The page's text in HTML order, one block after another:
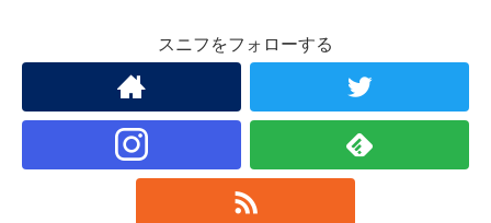
スニフをフォローする